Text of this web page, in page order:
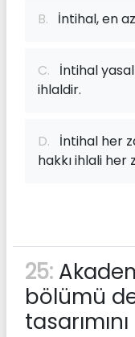
B. İntihal, en
C. İntihal
ihlaldir.
D. İntihal her
hakkı ihlali
25:
bölümü